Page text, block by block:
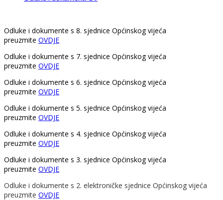
Odluke i dokumente s 8. sjednice Općinskog vijeća
preuzmite OVDJE
Odluke i dokumente s 7. sjednice Općinskog vijeća
preuzmite OVDJE
Odluke i dokumente s 6. sjednice Općinskog vijeća
preuzmite OVDJE
Odluke i dokumente s 5. sjednice Općinskog vijeća
preuzmite OVDJE
Odluke i dokumente s 4. sjednice Općinskog vijeća
preuzmite OVDJE
Odluke i dokumente s 3. sjednice Općinskog vijeća
preuzmite OVDJE
Odluke i dokumente s 2. elektroničke sjednice Općinskog vijeća
preuzmite OVDJE